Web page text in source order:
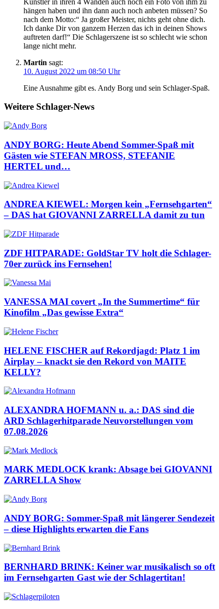
hängen haben und ihn dann auch noch anbeten müssen? So
nach dem Motto:“ Ja großer Meister, nichts geht ohne dich.
Ich danke Dir von ganzem Herzen das ich in deinen Shows
auftreten darf!“ Die Schlagerszene ist so schlecht wie schon
lange nicht mehr.
Martin sagt:
10. August 2022 um 08:50 Uhr
Eine Ausnahme gibt es. Andy Borg und sein Schlager-Spaß.
Weitere Schlager-News
ANDY BORG: Heute Abend Sommer-Spaß mit
Gästen wie STEFAN MROSS, STEFANIE
HERTEL und…
ANDREA KIEWEL: Morgen kein „Fernsehgarten“
– DAS hat GIOVANNI ZARRELLA damit zu tun
ZDF HITPARADE: GoldStar TV holt die Schlager-
70er zurück ins Fernsehen!
VANESSA MAI covert „In the Summertime“ für
Kinofilm „Das gewisse Extra“
HELENE FISCHER auf Rekordjagd: Platz 1 im
Airplay – knackt sie den Rekord von MAITE
KELLY?
ALEXANDRA HOFMANN u. a.: DAS sind die
ARD Schlagerhitparade Neuvorstellungen vom
07.08.2026
MARK MEDLOCK krank: Absage bei GIOVANNI
ZARRELLA Show
ANDY BORG: Sommer-Spaß mit längerer Sendezeit
– diese Highlights erwarten die Fans
BERNHARD BRINK: Keiner war musikalisch so oft
im Fernsehgarten Gast wie der Schlagertitan!